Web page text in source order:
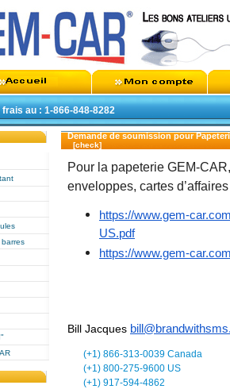
au : 1-866-848-8282
Demande de soumission pour
[check]
Pour la papeterie GEM-
enveloppes, cartes
https://www.gem-
US.pdf
https://www.gem-
Bill Jacques
(+1) 866-313-0039 Canada
(+1) 800-275-9600 US
(+1) 917-594-4862